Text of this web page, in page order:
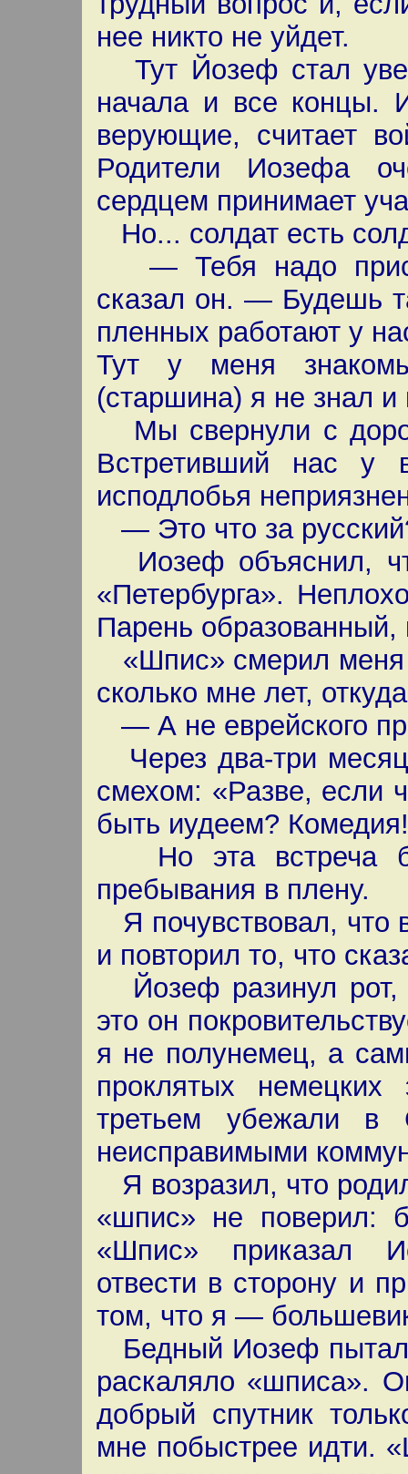
нее никто не уйдет.
Тут Йозеф стал
начала и все концы.
верующие, считает
Родители Иозефа
сердцем принимает
Но... солдат есть
— Тебя надо
сказал он. — Будешь
пленных работают у
Тут у меня
(старшина) я не знал и
Мы свернули с
Встретивший нас у
исподлобья
— Это что за
Иозеф объяснил,
«Петербурга».
Парень образованный,
«Шпис» смерил меня
сколько мне лет,
— А не еврейского
Через два-три
смехом: «Разве, если
быть иудеем?
Но эта встреча
пребывания в плену.
Я почувствовал, что
и повторил то, что
Йозеф разинул рот,
это он
я не полунемец, а
проклятых немецких
третьем убежали в
неисправимыми
Я возразил, что
«шпис» не поверил:
«Шпис» приказал
отвести в сторону и
том, что я —
Бедный Иозеф
раскаляло «шписа».
добрый спутник
мне побыстрее идти.